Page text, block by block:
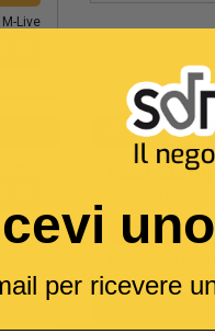
Live
BPM:67 Ton.:
Next
MP3
per ricevere